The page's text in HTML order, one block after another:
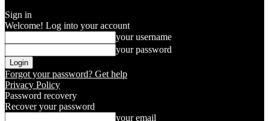
Sign in
Welcome! Log into your account
your username
your password
Forgot your password? Get help
Privacy Policy
Password recovery
Recover your password
your email